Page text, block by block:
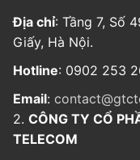
Địa chỉ: Tầng 7, Số
Giấy, Hà Nội.
Hotline: 0902 253
Email:
2. CÔNG TY CỔ
TELECOM